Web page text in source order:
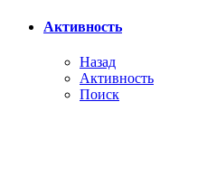
Активность
Назад
Активность
Поиск